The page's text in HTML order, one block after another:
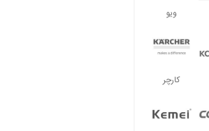
ویو
کارچر